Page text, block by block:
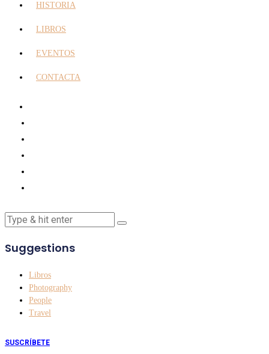
HISTORIA
LIBROS
EVENTOS
CONTACTA
Suggestions
Libros
Photography
People
Travel
SUSCRÍBETE